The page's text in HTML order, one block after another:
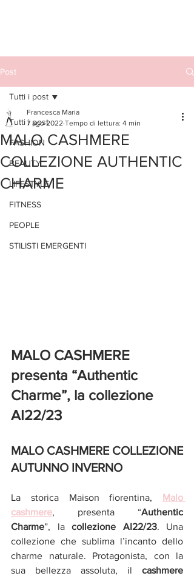
Post
Tutti i post
FASHION
BEAUTY
LIFESTYLE
FITNESS
PEOPLE
STILISTI EMERGENTI
Tutti i post
MALO CASHMERE
COLLEZIONE AUTHENTIC
CHARME
Francesca Maria
7 ago 2022 Tempo di lettura: 4 min
MALO CASHMERE
presenta “Authentic
Charme”, la collezione
AI22/23
MALO CASHMERE COLLEZIONE
AUTUNNO INVERNO
La storica Maison fiorentina, Malo
cashmere, presenta “Authentic
Charme”, la collezione AI22/23. Una
collezione che sublima l’incanto dello
charme naturale. Protagonista, con la
sua bellezza assoluta, il cashmere